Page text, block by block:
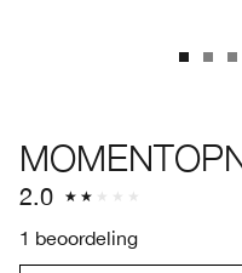
2.0
1 beoordeling